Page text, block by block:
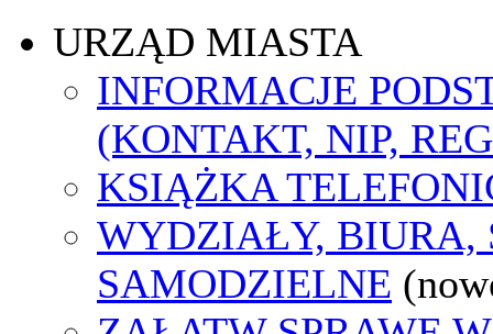
URZĄD MIASTA
INFORMACJE
(KONTAKT, NIP,
KSIĄŻKA
WYDZIAŁY, BIURA,
SAMODZIELNE